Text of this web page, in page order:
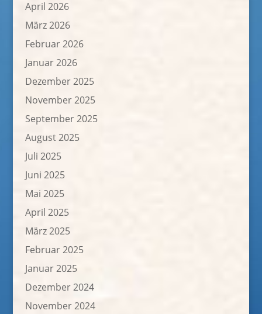
April 2026
März 2026
Februar 2026
Januar 2026
Dezember 2025
November 2025
September 2025
August 2025
Juli 2025
Juni 2025
Mai 2025
April 2025
März 2025
Februar 2025
Januar 2025
Dezember 2024
November 2024